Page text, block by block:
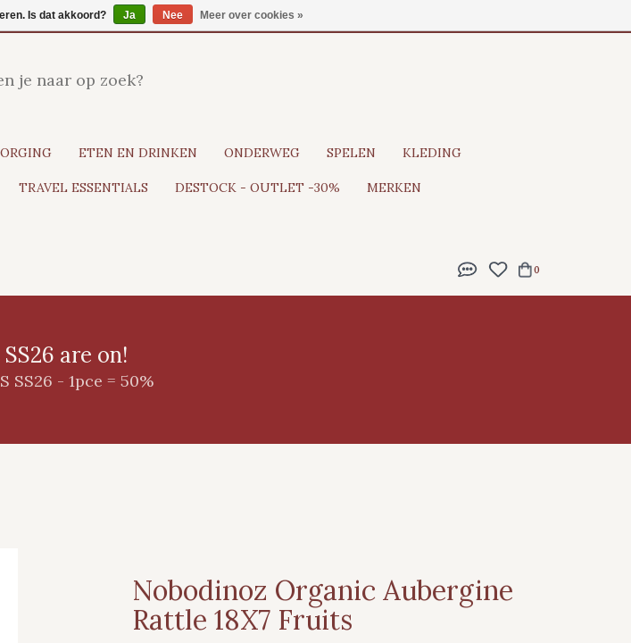
ETEN EN DRINKEN ONDERWEG SPELEN KLEDING
TRAVEL ESSENTIALS DESTOCK - OUTLET -30% MERKEN
0
SS26 are on!
SS26 - 1pce = 50%
Nobodinoz Organic Aubergine
Rattle 18X7 Fruits
Is dat akkoord? Ja Nee Meer over cookies »